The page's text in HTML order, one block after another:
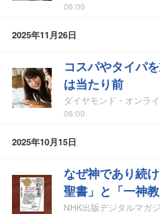
06:00
2025年11月26日
コスパやタイパ
は当たり前
ダイヤモンド・オンラ
06:00
2025年10月15日
なぜ神であり続
聖書」と「一神教
NHK出版デジタルマガ